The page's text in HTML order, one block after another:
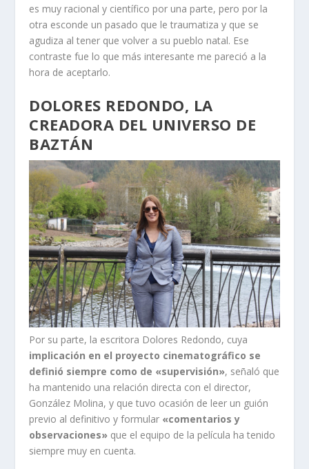
es muy racional y científico por una parte, pero por la
otra esconde un pasado que le traumatiza y que se
agudiza al tener que volver a su pueblo natal. Ese
contraste fue lo que más interesante me pareció a la
hora de aceptarlo.
DOLORES REDONDO, LA
CREADORA DEL UNIVERSO DE
BAZTÁN
Por su parte, la escritora Dolores Redondo, cuya
implicación en el proyecto cinematográfico se
definió siempre como de «supervisión», señaló que
ha mantenido una relación directa con el director,
González Molina, y que tuvo ocasión de leer un guión
previo al definitivo y formular «comentarios y
observaciones» que el equipo de la película ha tenido
siempre muy en cuenta.